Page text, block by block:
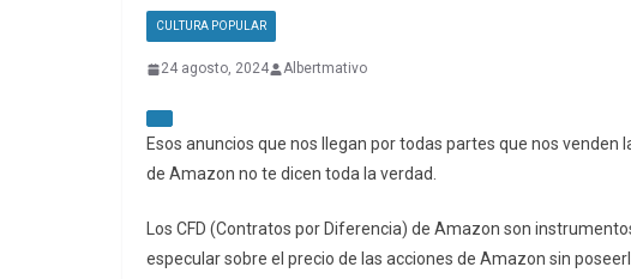
CULTURA POPULAR
24 agosto, 2024 Albertmativo
Esos anuncios que nos llegan por todas partes que nos
de Amazon no te dicen toda la verdad.
Los CFD (Contratos por Diferencia) de Amazon son
especular sobre el precio de las acciones de Amazon sin